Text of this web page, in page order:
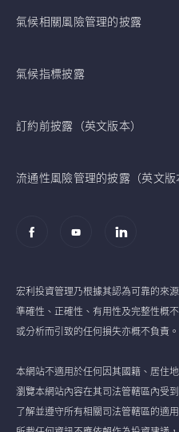
氣候相關風險管理的披露
氣候指標披露
訂約前披露（英文版本）
流通性風險管理的披露（英文版
宏利投資管理乃根據其認為可靠的來
準確性、正確性、有用性及完整性概
或分析而引致的任何損失亦概不負責。
本網站不適用於任何因其國籍、居住
瀏覽本網站內容在其司法管轄區內受
了解並遵守所有相關司法管轄區的適